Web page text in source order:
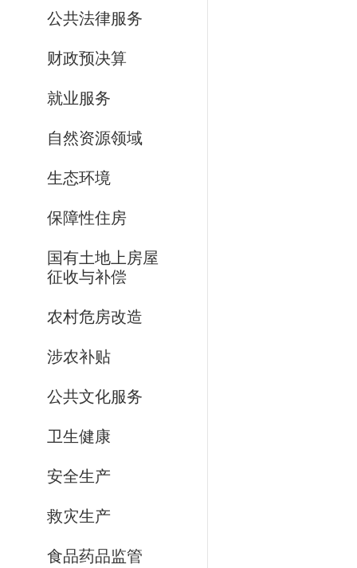
公共法律服务
财政预决算
就业服务
自然资源领域
生态环境
保障性住房
国有土地上房屋
征收与补偿
农村危房改造
涉农补贴
公共文化服务
卫生健康
安全生产
救灾生产
食品药品监管